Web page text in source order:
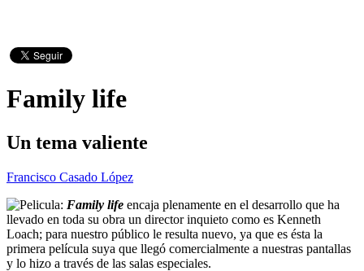
Family life
Un tema valiente
Francisco Casado López
Family life encaja plenamente en el desarrollo que ha
llevado en toda su obra un director inquieto como es Kenneth
Loach; para nuestro público le resulta nuevo, ya que es ésta la
primera película suya que llegó comercialmente a nuestras pantallas
y lo hizo a través de las salas especiales.